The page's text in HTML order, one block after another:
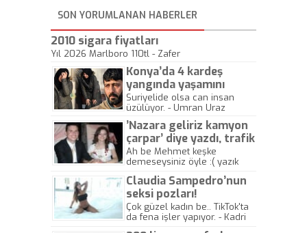
SON YORUMLANAN HABERLER
2010 sigara fiyatları
Yıl 2026 Marlboro 110tl - Zafer
Konya’da 4 kardeş
yangında yaşamını
yitirdi
Suriyelide olsa can insan
üzülüyor. - Umran Uraz
’Nazara geliriz kamyon
çarpar’ diye yazdı, trafik
kazasında öldü!
Ah be Mehmet keşke
demeseysiniz öyle :( yazık
Claudia Sampedro’nun
seksi pozları!
Çok güzel kadın be.. TikTok'ta
da fena işler yapıyor. - Kadri